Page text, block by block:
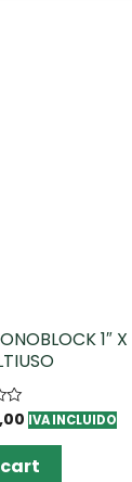
1″ X
IVA INCLUIDO